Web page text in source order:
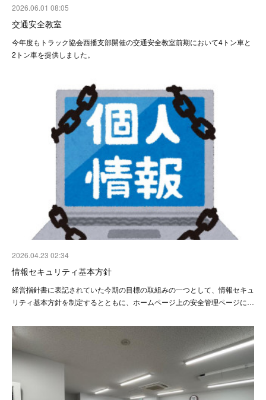
2026.06.01 08:05
交通安全教室
今年度もトラック協会西播支部開催の交通安全教室前期において4トン車と
2トン車を提供しました。
2026.04.23 02:34
情報セキュリティ基本方針
経営指針書に表記されていた今期の目標の取組みの一つとして、情報セキュ
リティ基本方針を制定するとともに、ホームページ上の安全管理ページに…